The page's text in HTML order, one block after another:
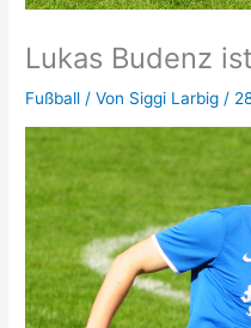
Lukas Budenz
Fußball / Von Siggi Larbig /